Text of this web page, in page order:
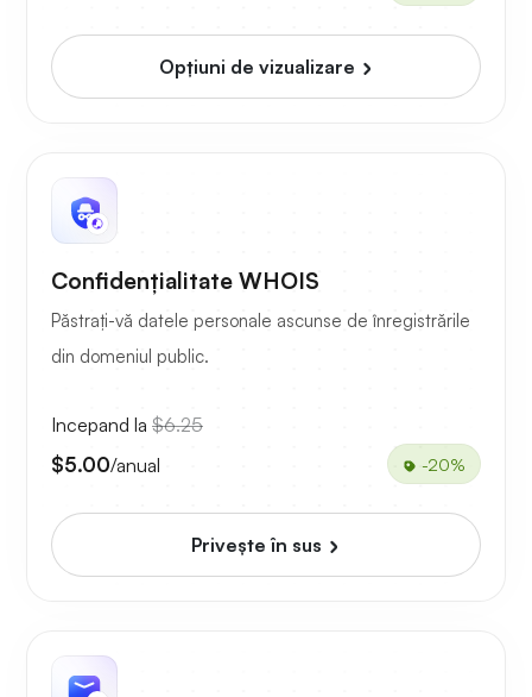
Opțiuni de vizualizare
Confidențialitate WHOIS
Păstrați-vă datele personale ascunse de înregistrările
din domeniul public.
Incepand la $6.25
$5.00/anual -20%
Priveşte în sus